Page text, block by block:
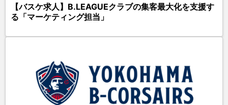
【バスケ求人】B.LEAGUEクラブの集客最大化を支援す
る「マーケティング担当」